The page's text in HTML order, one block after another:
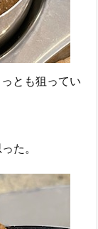
っとも狙ってい
た。